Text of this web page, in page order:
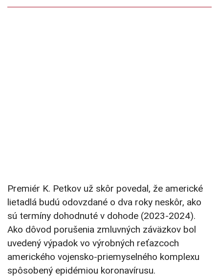
Premiér K. Petkov už skôr povedal, že americké
lietadlá budú odovzdané o dva roky neskôr, ako
sú termíny dohodnuté v dohode (2023-2024).
Ako dôvod porušenia zmluvných záväzkov bol
uvedený výpadok vo výrobných reťazcoch
amerického vojensko-priemyselného komplexu
spôsobený epidémiou koronavírusu.